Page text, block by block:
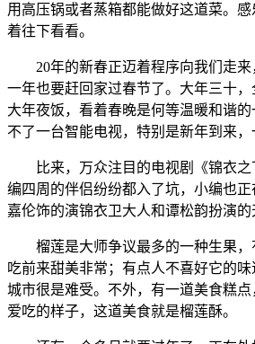
用高压锅或者蒸箱都能做好这道菜。
着往下看看。
20年的新春正迈着程序向我们走来
一年也要赶回家过春节了。大年三十
大年夜饭，看着春晚是何等温暖和谐
不了一台智能电视，特别是新年到来，
比来，万众注目的电视剧《锦衣之
编四周的伴侣纷纷都入了坑，小编也
嘉伦饰的演锦衣卫大人和谭松韵扮演的
榴莲是大师争议最多的一种生果，
吃前来甜美非常；有点人不喜好它的
城市很是难受。不外，有一道美食糕
爱吃的样子，这道美食就是榴莲酥。